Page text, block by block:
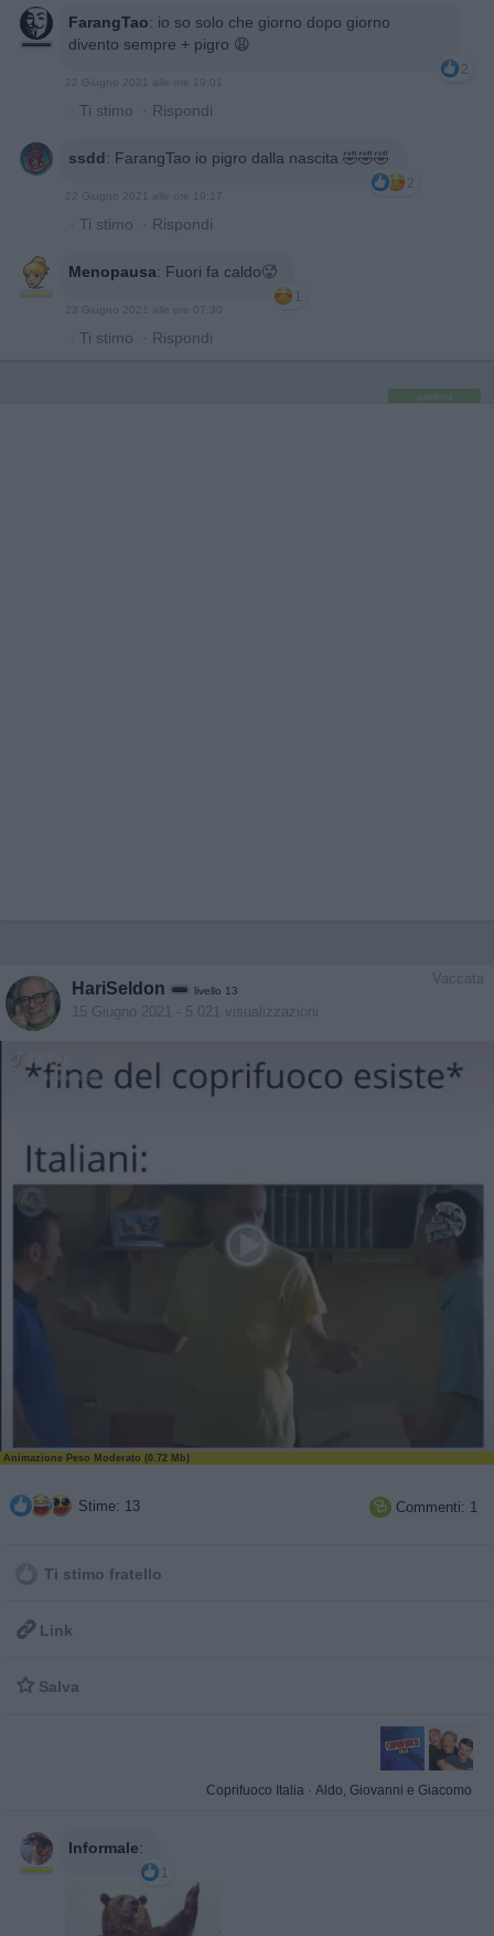
FarangTao: io so solo che giorno dopo giorno
divento sempre + pigro 😩
2
22 Giugno 2021 alle ore 19:01
· Ti stimo · Rispondi
ssdd: FarangTao io pigro dalla nascita 🤣🤣🤣
2
22 Giugno 2021 alle ore 19:17
· Ti stimo · Rispondi
Menopausa: Fuori fa caldo🥵
1
23 Giugno 2021 alle ore 07:30
· Ti stimo · Rispondi
pubblicità
Vaccata
HariSeldon livello 13
15 Giugno 2021 - 5.021 visualizzazioni
Animazione Peso Moderato (0.72 Mb)
Stime: 13  Commenti: 1
Ti stimo fratello
 Link
 Salva
Coprifuoco Italia · Aldo, Giovanni e Giacomo
Informale:
1